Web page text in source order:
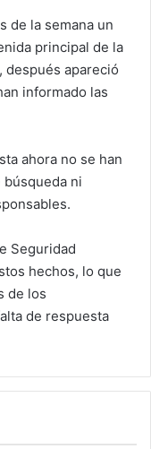
de la semana un
principal de la
después apareció
informado las
ahora no se han
ni
Seguridad
hechos, lo que
de los
de respuesta